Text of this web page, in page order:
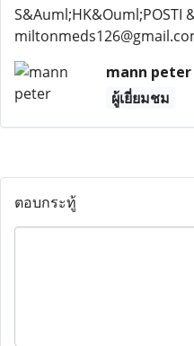
S&Auml;HK&Ouml;POSTI
mann peter
ผู้เยี่ยมชม
ตอบกระทู้